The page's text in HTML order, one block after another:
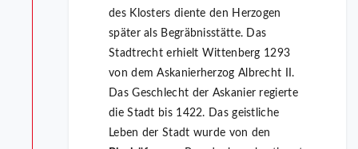
des Klosters diente den Herzogen
später als Begräbnisstätte. Das
Stadtrecht erhielt Wittenberg 1293
von dem Askanierherzog Albrecht II.
Das Geschlecht der Askanier regierte
die Stadt bis 1422. Das geistliche
Leben der Stadt wurde von den